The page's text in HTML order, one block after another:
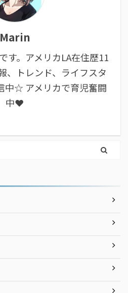
Marin
す。アメリカLA在住歴11
、トレンド、ライフスタ
中☆ アメリカで育児奮闘
中❤︎